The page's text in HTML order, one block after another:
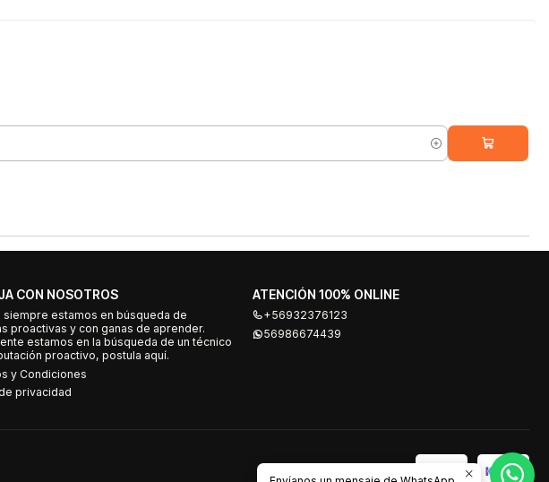
CON NOSOTROS
siempre estamos en búsqueda de
proactivas y con ganas de aprender.
estamos en la búsqueda de un técnico
proactivo, postula aquí.
y Condiciones
privacidad
ATENCIÓN 100% ONLINE
+56932376123
56986674439